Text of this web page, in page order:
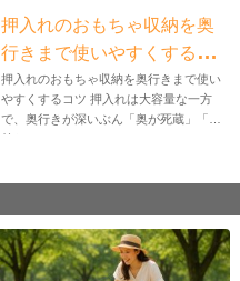
押入れのおもちゃ収納を奥
行きまで使いやすくするコ
ツ
押入れのおもちゃ収納を奥行きまで使い
やすくするコツ 押入れは大容量な一方
で、奥行きが深いぶん「奥が死蔵」「手
前だ...